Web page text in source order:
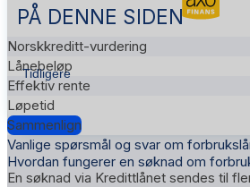
PÅ DENNE SIDEN
Tidligere
Sammenlign
Vanlige spørsmål og svar om
Hvordan fungerer en søknad om
En søknad via Kredittlånet sendes til